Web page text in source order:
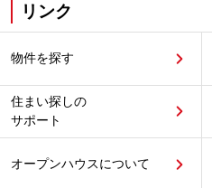
リンク
物件を探す
住まい探しの
サポート
オープンハウスについて